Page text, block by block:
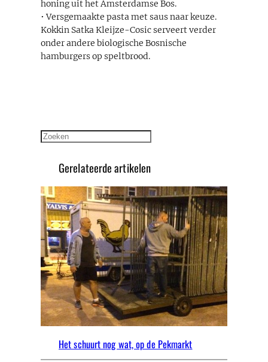
honing uit het Amsterdamse Bos.
• Versgemaakte pasta met saus naar keuze.
Kokkin Satka Kleijze-Cosic serveert verder
onder andere biologische Bosnische
hamburgers op speltbrood.
Zoeken
Gerelateerde artikelen
Het schuurt nog wat, op de Pekmarkt